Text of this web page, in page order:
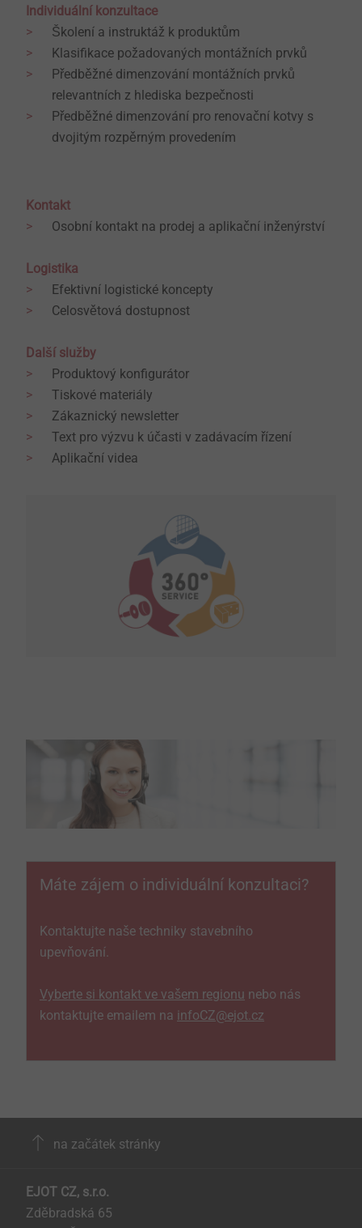
Individuální konzultace
Školení a instruktáž k produktům
Klasifikace požadovaných montážních prvků
Předběžné dimenzování montážních prvků
relevantních z hlediska bezpečnosti
Předběžné dimenzování pro renovační kotvy s
dvojitým rozpěrným provedením
Kontakt
Osobní kontakt na prodej a aplikační inženýrství
Logistika
Efektivní logistické koncepty
Celosvětová dostupnost
Další služby
Produktový konfigurátor
Tiskové materiály
Zákaznický newsletter
Text pro výzvu k účasti v zadávacím řízení
Aplikační videa
Máte zájem o individuální konzultaci?
Kontaktujte naše techniky stavebního
upevňování.
Vyberte si kontakt ve vašem regionu nebo nás
kontaktujte emailem na infoCZ@ejot.cz
na začátek stránky
EJOT CZ, s.r.o.
Zděbradská 65